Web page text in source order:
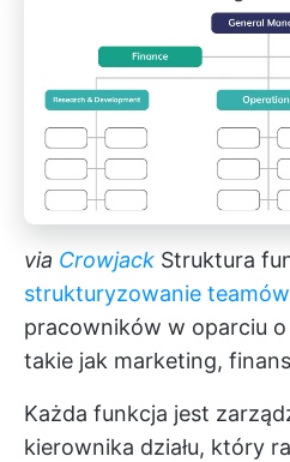
via Crowjack Struktura
strukturyzowanie teamów
pracowników w oparciu
takie jak marketing,
Każda funkcja jest
kierownika działu, który